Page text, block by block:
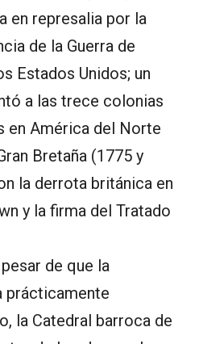
en represalia por la
de la Guerra de
Estados Unidos; un
a las trece colonias
en América del Norte
Bretaña (1775 y
la derrota británica en
y la firma del Tratado
de que la
prácticamente
la Catedral barroca de